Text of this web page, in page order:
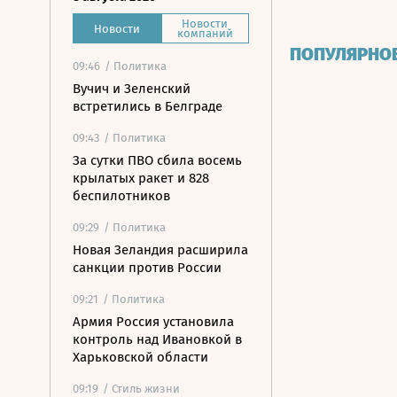
Новости Новости
компаний
09:46 / Политика
Вучич и Зеленский
встретились в Белграде
09:43 / Политика
За сутки ПВО сбила восемь
крылатых ракет и 828
беспилотников
09:29 / Политика
Новая Зеландия расширила
санкции против России
09:21 / Политика
Армия Россия установила
контроль над Ивановкой в
Харьковской области
09:19 / Стиль жизни